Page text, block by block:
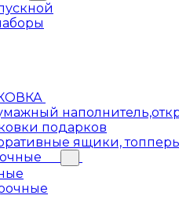
подарков
ящики,